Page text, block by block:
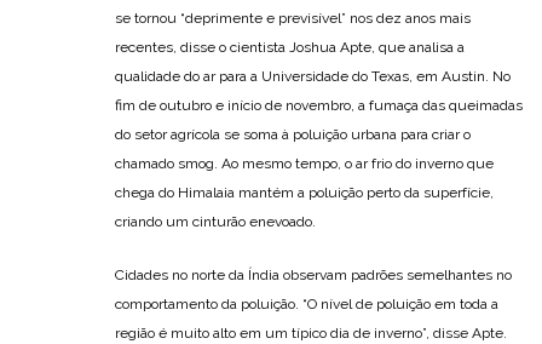
se tornou “deprimente e previsível” nos dez anos mais
recentes, disse o cientista Joshua Apte, que analisa a
qualidade do ar para a Universidade do Texas, em Austin. No
fim de outubro e início de novembro, a fumaça das queimadas
do setor agrícola se soma à poluição urbana para criar o
chamado smog. Ao mesmo tempo, o ar frio do inverno que
chega do Himalaia mantém a poluição perto da superfície,
criando um cinturão enevoado.
Cidades no norte da Índia observam padrões semelhantes no
comportamento da poluição. “O nível de poluição em toda a
região é muito alto em um típico dia de inverno”, disse Apte.